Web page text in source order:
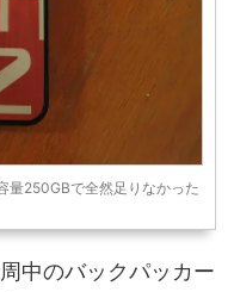
量250GBで全然足りなかった
中のバックパッカー